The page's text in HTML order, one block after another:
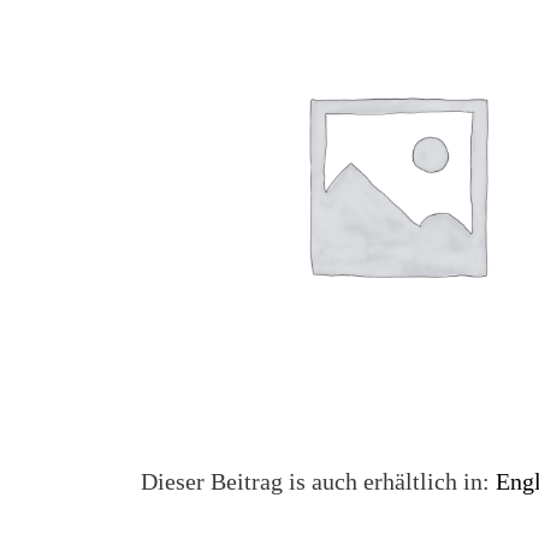
Dieser Beitrag is auch erhältlich in: